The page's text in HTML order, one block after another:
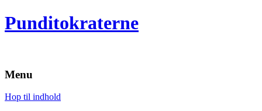
Punditokraterne
Menu
Hop til indhold